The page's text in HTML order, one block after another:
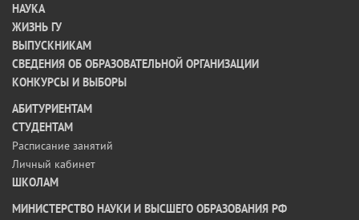
НАУКА
ЖИЗНЬ ГУ
ВЫПУСКНИКАМ
СВЕДЕНИЯ ОБ ОБРАЗОВАТЕЛЬНОЙ ОРГАНИЗАЦИИ
КОНКУРСЫ И ВЫБОРЫ
АБИТУРИЕНТАМ
СТУДЕНТАМ
Расписание занятий
Личный кабинет
ШКОЛАМ
МИНИСТЕРСТВО НАУКИ И ВЫСШЕГО ОБРАЗОВАНИЯ РФ